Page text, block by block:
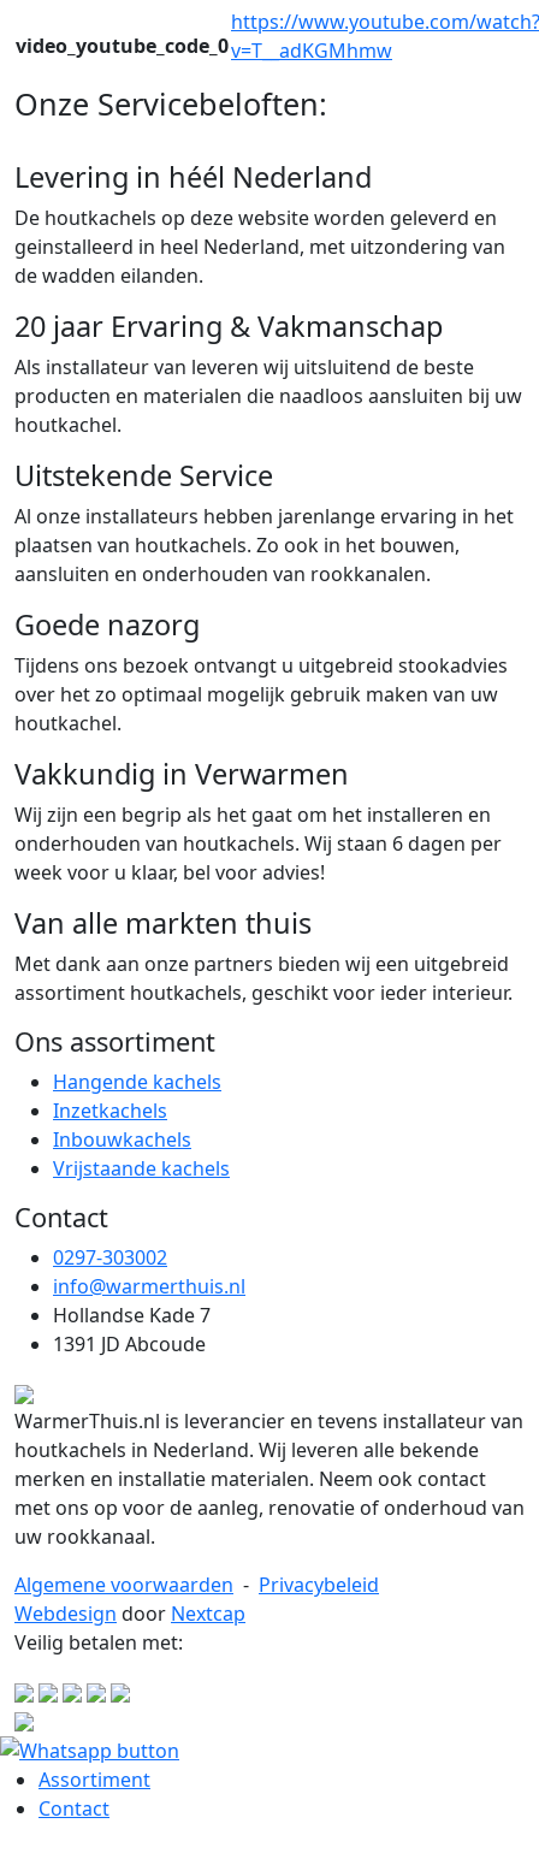
video_youtube_code_0
https://www.youtube.com/watch?
v=T__adKGMhmw
Onze Servicebeloften:
Levering in héél Nederland
De houtkachels op deze website worden geleverd en
geinstalleerd in heel Nederland, met uitzondering van
de wadden eilanden.
20 jaar Ervaring & Vakmanschap
Als installateur van leveren wij uitsluitend de beste
producten en materialen die naadloos aansluiten bij uw
houtkachel.
Uitstekende Service
Al onze installateurs hebben jarenlange ervaring in het
plaatsen van houtkachels. Zo ook in het bouwen,
aansluiten en onderhouden van rookkanalen.
Goede nazorg
Tijdens ons bezoek ontvangt u uitgebreid stookadvies
over het zo optimaal mogelijk gebruik maken van uw
houtkachel.
Vakkundig in Verwarmen
Wij zijn een begrip als het gaat om het installeren en
onderhouden van houtkachels. Wij staan 6 dagen per
week voor u klaar, bel voor advies!
Van alle markten thuis
Met dank aan onze partners bieden wij een uitgebreid
assortiment houtkachels, geschikt voor ieder interieur.
Ons assortiment
Hangende kachels
Inzetkachels
Inbouwkachels
Vrijstaande kachels
Contact
0297-303002
info@warmerthuis.nl
Hollandse Kade 7
1391 JD Abcoude
WarmerThuis.nl is leverancier en tevens installateur van
houtkachels in Nederland. Wij leveren alle bekende
merken en installatie materialen. Neem ook contact
met ons op voor de aanleg, renovatie of onderhoud van
uw rookkanaal.
Algemene voorwaarden - Privacybeleid
Webdesign door Nextcap
Veilig betalen met:
Assortiment
Contact